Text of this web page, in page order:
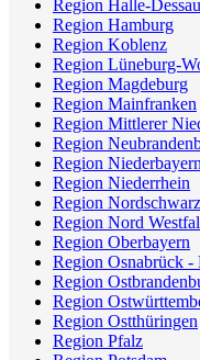
Region Halle-Dessau
Region Hamburg
Region Koblenz
Region Lüneburg-
Region Magdeburg
Region Mainfranken
Region Mittlerer
Region
Region Niederbayern
Region Niederrhein
Region
Region Nord
Region Oberbayern
Region Osnabrück -
Region
Region
Region Ostthüringen
Region Pfalz